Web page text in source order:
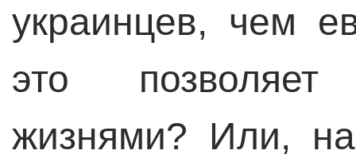
украинцев, чем
это
жизнями? Или,